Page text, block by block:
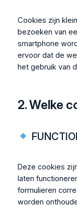
Cookies zijn
bezoeken van
smartphone
ervoor dat de
het gebruik van
2. Welke
Deze cookies
laten
formulieren
worden